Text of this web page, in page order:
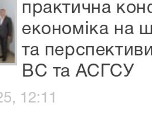
практична
економіка на
та
ВС та АСГСУ
12:11